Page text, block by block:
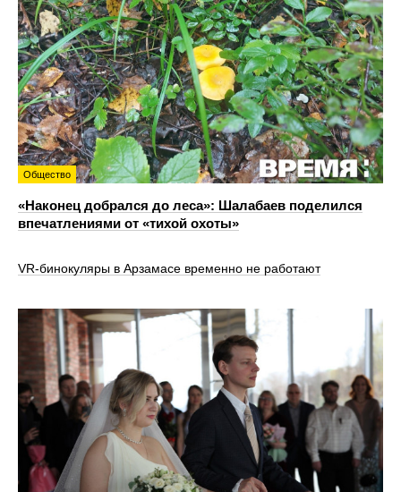
Общество
«Наконец добрался до леса»: Шалабаев поделился
впечатлениями от «тихой охоты»
VR‑бинокуляры в Арзамасе временно не работают